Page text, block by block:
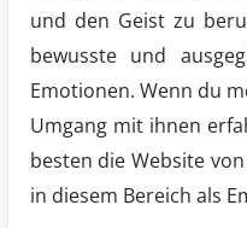
und den Geist zu
bewusste und
Emotionen. Wenn du
Umgang mit ihnen
besten die Website
in diesem Bereich als